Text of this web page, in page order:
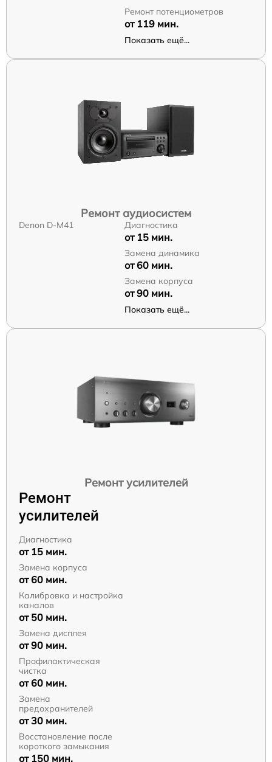
Ремонт потенциометров
от 119 мин.
Показать ещё...
Ремонт аудиосистем
Denon D-M41 Диагностика
от 15 мин.
Замена динамика
от 60 мин.
Замена корпуса
от 90 мин.
Показать ещё...
Ремонт усилителей
Ремонт
усилителей
Диагностика
от 15 мин.
Замена корпуса
от 60 мин.
Калибровка и настройка
каналов
от 50 мин.
Замена дисплея
от 90 мин.
Профилактическая
чистка
от 60 мин.
Замена
предохранителей
от 30 мин.
Восстановление после
короткого замыкания
от 150 мин.